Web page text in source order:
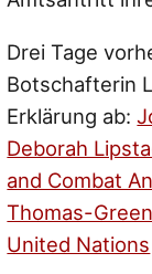
Drei Tage
Botschafterin
Erklärung ab:
Deborah
and Combat
Thomas-
United Nations